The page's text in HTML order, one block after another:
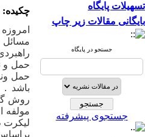
تسهیلات پایگاه
بایگانی مقالات زیر چاپ
جستجو در پایگاه
جستجوی پیشرفته
چکیده:
مسائل
حمل و
حمل
باشد .
روش
مولفه